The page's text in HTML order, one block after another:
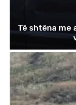
Të shtëna me